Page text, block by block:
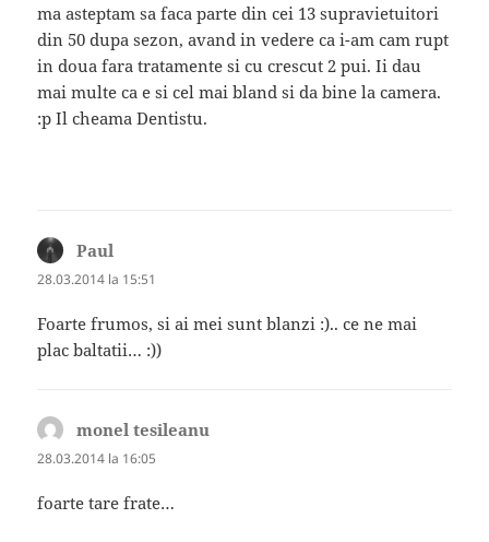
ma asteptam sa faca parte din cei 13 supravietuitori
din 50 dupa sezon, avand in vedere ca i-am cam rupt
in doua fara tratamente si cu crescut 2 pui. Ii dau
mai multe ca e si cel mai bland si da bine la camera.
:p Il cheama Dentistu.
Paul
28.03.2014 la 15:51
Foarte frumos, si ai mei sunt blanzi :).. ce ne mai
plac baltatii… :))
monel tesileanu
28.03.2014 la 16:05
foarte tare frate…